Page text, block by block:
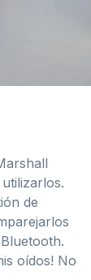
de
oídos! No